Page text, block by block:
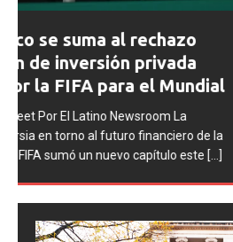
FIFA abre
contra Argentina tras
la final del Mundial 2026
0SHARESShareTweet Por El
inició una serie de procesos
Asociación del Fútbol Argentino
Prev